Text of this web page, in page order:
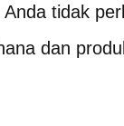
tidak
dan